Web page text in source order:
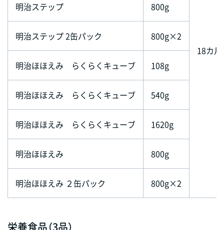
18カ月
明治ステップ 800g
明治ステップ 2缶パック 800g×2
明治ほほえみ らくらくキューブ 108g
明治ほほえみ らくらくキューブ 540g
明治ほほえみ らくらくキューブ 1620g
明治ほほえみ 800g
明治ほほえみ ２缶パック 800g×2
栄養食品（3品）